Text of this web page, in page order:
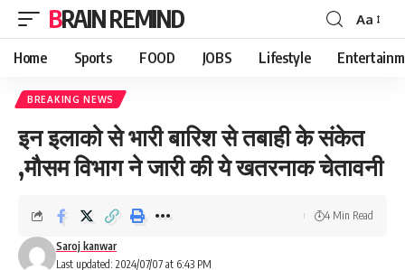
BRAIN REMIND
Font
Resizer
Aa
Home Sports FOOD JOBS Lifestyle
BREAKING NEWS
इन इलाको से भारी बारिश से तबाही के संकेत
,मौसम विभाग ने जारी की ये खतरनाक चेतावनी
Last updated: 2024/07/07 at 6:43 PM
Saroj kanwar
4 Min Read